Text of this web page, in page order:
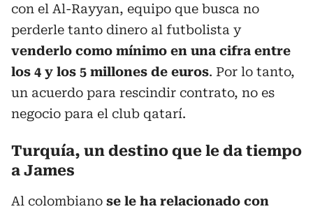
con el Al-Rayyan, equipo que busca no
perderle tanto dinero al futbolista y
venderlo como mínimo en una cifra entre
los 4 y los 5 millones de euros. Por lo tanto,
un acuerdo para rescindir contrato, no es
negocio para el club qatarí.
Turquía, un destino que le da tiempo
a James
Al colombiano se le ha relacionado con